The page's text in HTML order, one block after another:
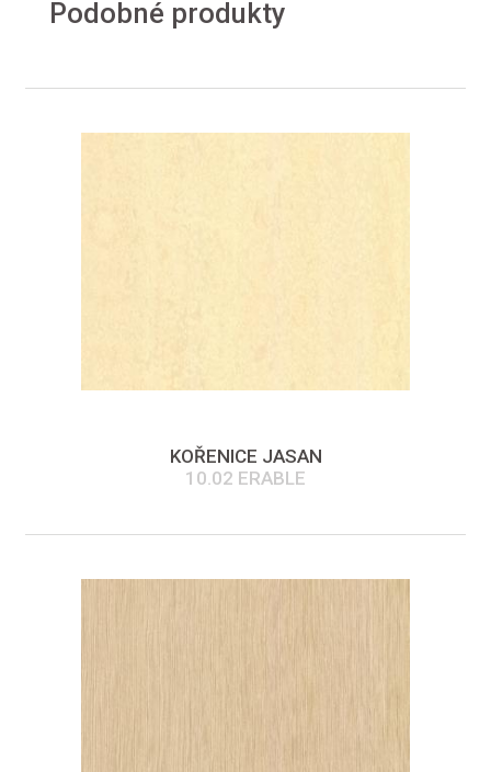
Podobné produkty
KOŘENICE JASAN
10.02 ERABLE